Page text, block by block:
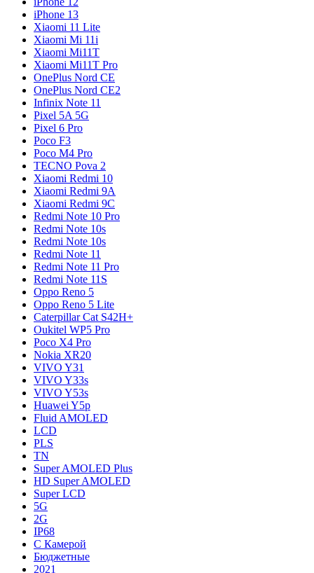
iPhone 13
Xiaomi 11 Lite
Xiaomi Mi 11i
Xiaomi Mi11T
Xiaomi Mi11T Pro
OnePlus Nord CE
OnePlus Nord CE2
Infinix Note 11
Pixel 5A 5G
Pixel 6 Pro
Poco F3
Poco M4 Pro
TECNO Pova 2
Xiaomi Redmi 10
Xiaomi Redmi 9A
Xiaomi Redmi 9C
Redmi Note 10 Pro
Redmi Note 10s
Redmi Note 10s
Redmi Note 11
Redmi Note 11 Pro
Redmi Note 11S
Oppo Reno 5
Oppo Reno 5 Lite
Caterpillar Cat S42H+
Oukitel WP5 Pro
Poco X4 Pro
Nokia XR20
VIVO Y31
VIVO Y33s
VIVO Y53s
Huawei Y5p
Fluid AMOLED
LCD
PLS
TN
Super AMOLED Plus
HD Super AMOLED
Super LCD
5G
2G
IP68
С Камерой
Бюджетные
2021